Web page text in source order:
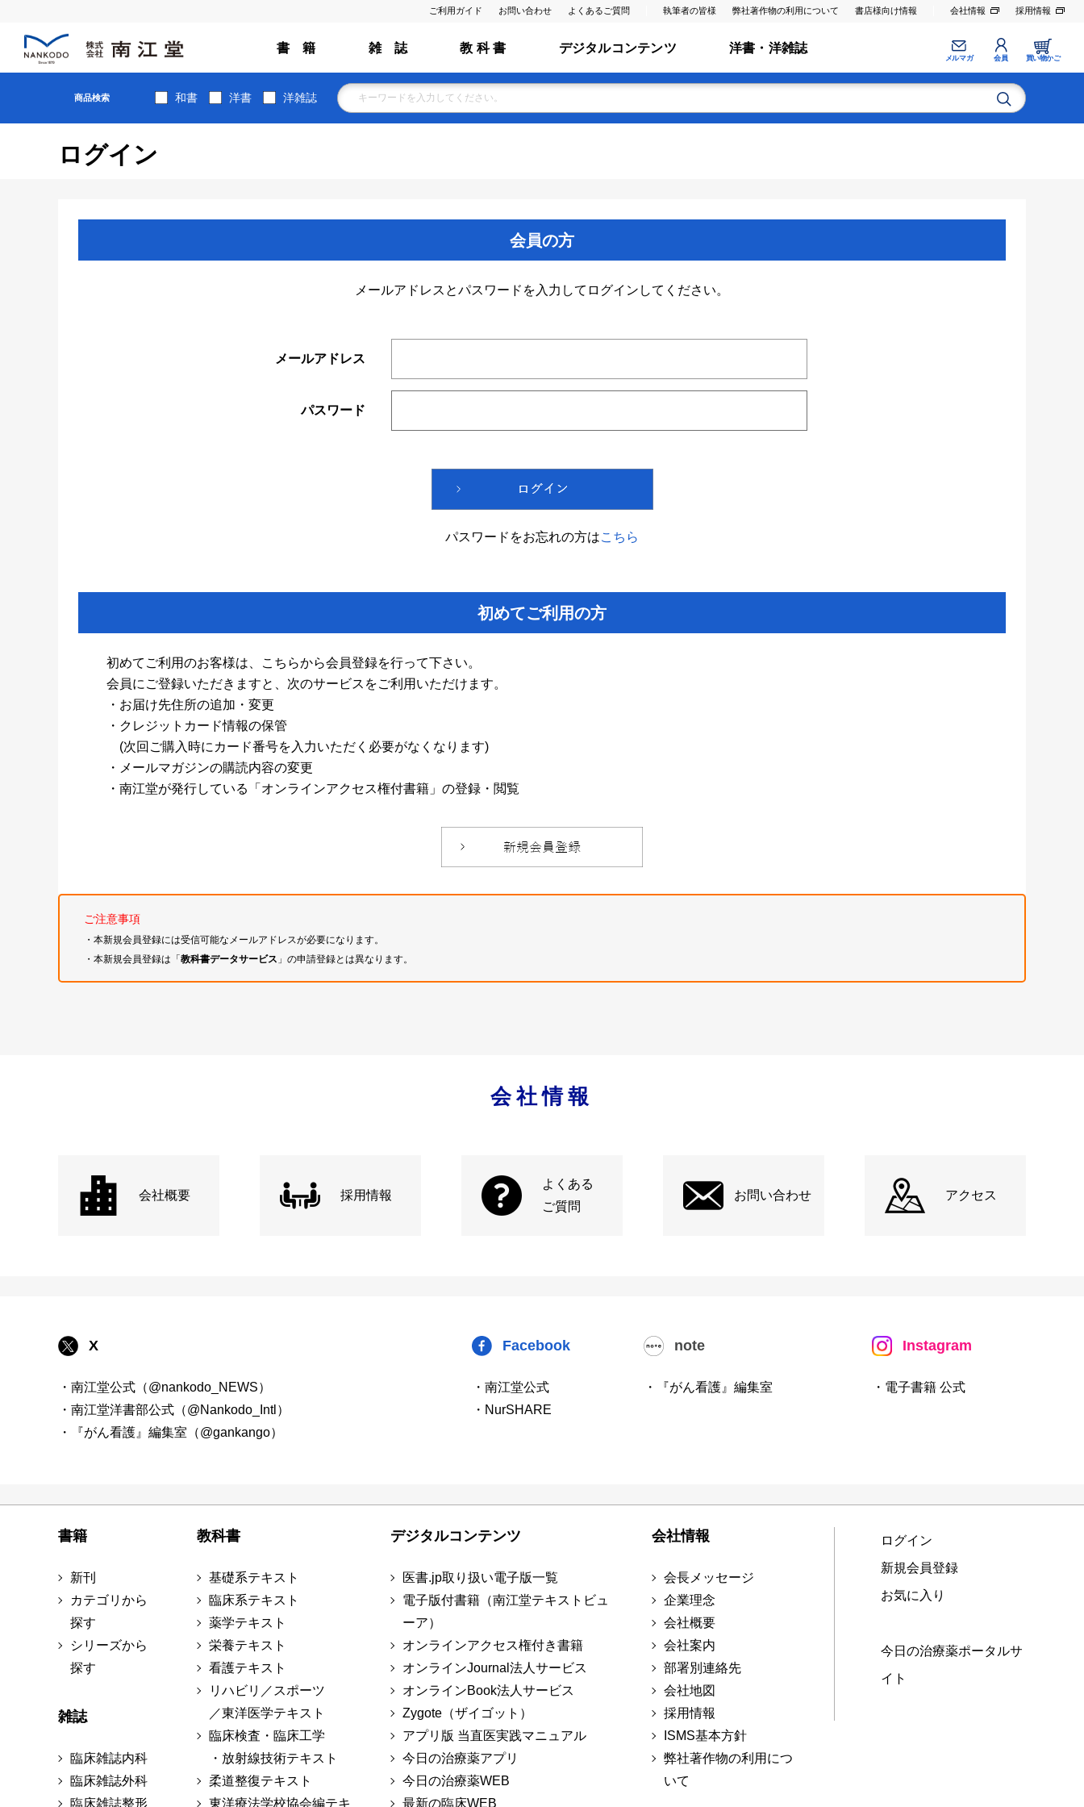
ご利用ガイド お問い合わせ よくあるご質問 執筆者の皆様 弊社著作物の利用について 書店様向け情報 会社情報 採用情報
書 籍 雑 誌 教 科 書 デジタルコンテンツ 洋書・洋雑誌
メルマガ 会員 買い物かご
商品検索 和書 洋書 洋雑誌
ログイン
会員の方
メールアドレスとパスワードを入力してログインしてください。
メールアドレス
パスワード
パスワードをお忘れの方はこちら
初めてご利用の方
初めてご利用のお客様は、こちらから会員登録を行って下さい。
会員にご登録いただきますと、次のサービスをご利用いただけます。
・お届け先住所の追加・変更
・クレジットカード情報の保管
(次回ご購入時にカード番号を入力いただく必要がなくなります)
・メールマガジンの購読内容の変更
・南江堂が発行している「オンラインアクセス権付書籍」の登録・閲覧
ご注意事項
・本新規会員登録には受信可能なメールアドレスが必要になります。
・本新規会員登録は「教科書データサービス 」の申請登録とは異なります。
会社情報
会社概要 採用情報
よくある
ご質問
お問い合わせ アクセス
X
・南江堂公式（@nankodo_NEWS）
・南江堂洋書部公式（@Nankodo_Intl）
・『がん看護』編集室（@gankango）
Facebook
・南江堂公式
・NurSHARE
note
・『がん看護』編集室
Instagram
・電子書籍 公式
書籍
新刊
カテゴリから
探す
シリーズから
探す
雑誌
臨床雑誌内科
臨床雑誌外科
臨床雑誌整形
教科書
基礎系テキスト
臨床系テキスト
薬学テキスト
栄養テキスト
看護テキスト
リハビリ／スポーツ
／東洋医学テキスト
臨床検査・臨床工学
・放射線技術テキスト
柔道整復テキスト
東洋療法学校協会編テキ
デジタルコンテンツ
医書.jp取り扱い電子版一覧
電子版付書籍（南江堂テキストビュ
ーア）
オンラインアクセス権付き書籍
オンラインJournal法人サービス
オンラインBook法人サービス
Zygote（ザイゴット）
アプリ版 当直医実践マニュアル
今日の治療薬アプリ
今日の治療薬WEB
最新の臨床WEB
会社情報
会長メッセージ
企業理念
会社概要
会社案内
部署別連絡先
会社地図
採用情報
ISMS基本方針
弊社著作物の利用につ
いて
ログイン
新規会員登録
お気に入り
今日の治療薬ポータルサ
イト